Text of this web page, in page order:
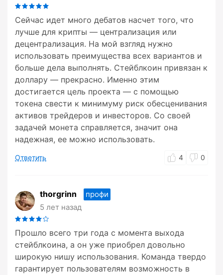
Сейчас идет много дебатов насчет того, что
лучше для крипты — централизация или
децентрализация. На мой взгляд нужно
использовать преимущества всех вариантов и
больше дела выполнять. Стейблкоин привязан к
доллару — прекрасно. Именно этим
достигается цель проекта — с помощью
токена свести к минимуму риск обесценивания
активов трейдеров и инвесторов. Со своей
задачей монета справляется, значит она
надежная, ее можно использовать.
Ответить 4 0
thorgrinn
профи
5 лет назад
Прошло всего три года с момента выхода
стейблкоина, а он уже приобрел довольно
широкую нишу использования. Команда твердо
гарантирует пользователям возможность в